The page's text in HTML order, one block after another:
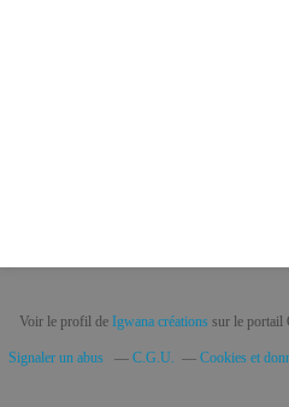
Voir le profil de Igwana créationssur le portail
Signaler un abus C.G.U. Cookies et